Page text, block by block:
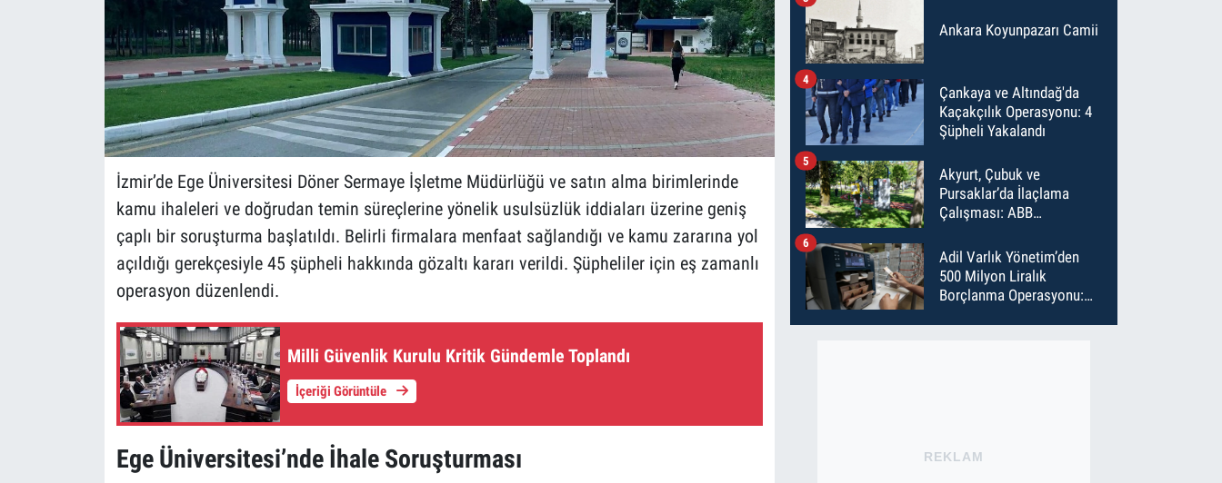
İzmir’de Ege Üniversitesi Döner Sermaye İşletme Müdürlüğü ve satın alma birimlerinde
kamu ihaleleri ve doğrudan temin süreçlerine yönelik usulsüzlük iddiaları üzerine geniş
çaplı bir soruşturma başlatıldı. Belirli firmalara menfaat sağlandığı ve kamu zararına yol
açıldığı gerekçesiyle 45 şüpheli hakkında gözaltı kararı verildi. Şüpheliler için eş zamanlı
operasyon düzenlendi.
Milli Güvenlik Kurulu Kritik Gündemle Toplandı
İçeriği Görüntüle
Ege Üniversitesi’nde İhale Soruşturması
Ankara Koyunpazarı Camii
Çankaya ve Altındağ'da
Kaçakçılık Operasyonu: 4
Şüpheli Yakalandı
4
Akyurt, Çubuk ve
Pursaklar’da İlaçlama
Çalışması: ABB
İlaçladı
5
Adil Varlık Yönetim’den
500 Milyon Liralık
Borçlanma Operasyonu:
6
REKLAM